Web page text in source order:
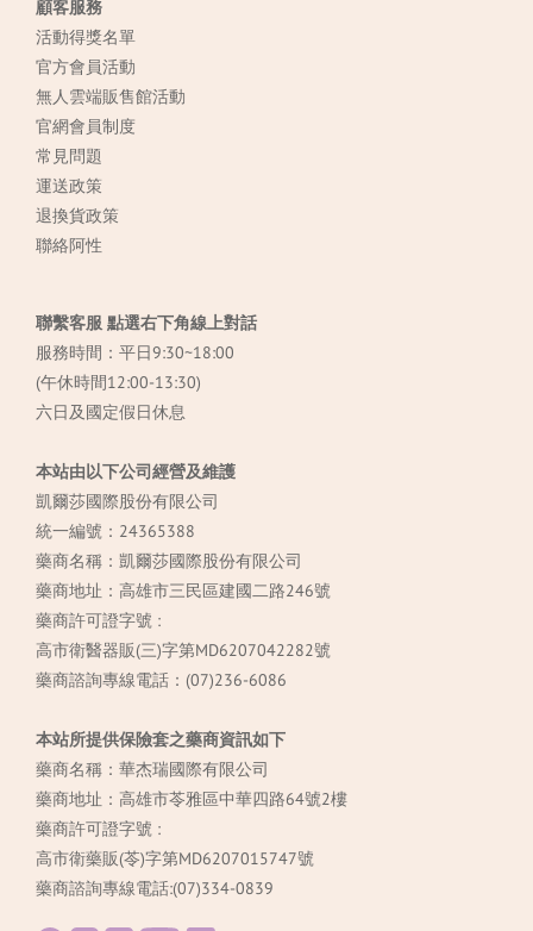
顧客服務
活動得獎名單
官方會員活動
無人雲端販售館活動
官網會員制度
常見 問題
運送政策
退換貨政策
聯絡阿性
聯繫客服 點選右下角線上對話
服務時間：平日9:30~18:00
(午休時間12:00-13:30)
六日及國定假日休息
本站由以下公司經營及維護
凱爾莎國際股份有限公司
統一編號：24365388
藥商名稱：凱爾莎國際股份有限公司
藥商地址：高雄市三民區建國二路246號
藥商許可證字號 :
高市衛醫器販(三)字第MD6207042282號
藥商諮詢專線電話：(07)236-6086
本站所提供保險套之藥商資訊如下
藥商名稱：華杰瑞國際有限公司
藥商地址：高雄市苓雅區中華四路64號2樓
藥商許可證字號 :
高市衛藥販(苓)字第MD6207015747號
藥商諮詢專線電話:(07)334-0839